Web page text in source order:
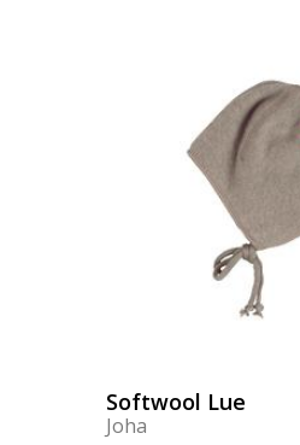
Softwool Lue
Joha